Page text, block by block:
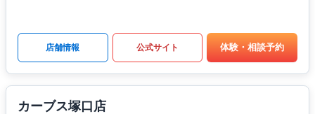
店舗情報 公式サイト 体験・相談予約
カーブス塚口店